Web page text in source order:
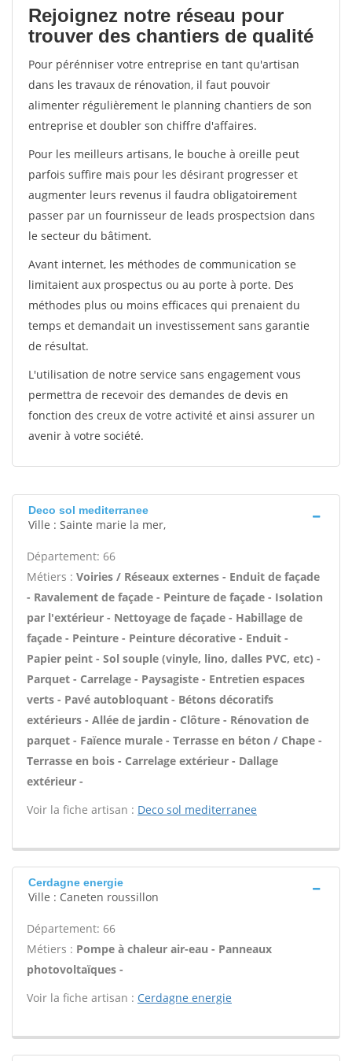
Rejoignez notre réseau pour
trouver des chantiers de qualité
Pour pérénniser votre entreprise en tant qu'artisan
dans les travaux de rénovation, il faut pouvoir
alimenter régulièrement le planning chantiers de son
entreprise et doubler son chiffre d'affaires.
Pour les meilleurs artisans, le bouche à oreille peut
parfois suffire mais pour les désirant progresser et
augmenter leurs revenus il faudra obligatoirement
passer par un fournisseur de leads prospectsion dans
le secteur du bâtiment.
Avant internet, les méthodes de communication se
limitaient aux prospectus ou au porte à porte. Des
méthodes plus ou moins efficaces qui prenaient du
temps et demandait un investissement sans garantie
de résultat.
L'utilisation de notre service sans engagement vous
permettra de recevoir des demandes de devis en
fonction des creux de votre activité et ainsi assurer un
avenir à votre société.
Deco sol mediterranee
Ville : Sainte marie la mer,
Département: 66
Métiers : Voiries / Réseaux externes - Enduit de façade
- Ravalement de façade - Peinture de façade - Isolation
par l'extérieur - Nettoyage de façade - Habillage de
façade - Peinture - Peinture décorative - Enduit -
Papier peint - Sol souple (vinyle, lino, dalles PVC, etc) -
Parquet - Carrelage - Paysagiste - Entretien espaces
verts - Pavé autobloquant - Bétons décoratifs
extérieurs - Allée de jardin - Clôture - Rénovation de
parquet - Faïence murale - Terrasse en béton / Chape -
Terrasse en bois - Carrelage extérieur - Dallage
extérieur -
Voir la fiche artisan : Deco sol mediterranee
Cerdagne energie
Ville : Caneten roussillon
Département: 66
Métiers : Pompe à chaleur air-eau - Panneaux
photovoltaïques -
Voir la fiche artisan : Cerdagne energie